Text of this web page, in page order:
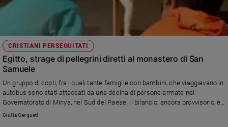
CRISTIANI PERSEGUITATI
Egitto, strage di pellegrini diretti al monastero di San
Samuele
Un gruppo di copti, fra i quali tante famiglie con bambini, che viaggiavano in
autobus sono stati attaccati da una decina di persone armate nel
Governatorato di Minya, nel Sud del Paese. Il bilancio, ancora provvisorio, è
di almeno 26 vittime.
Giulia Cerqueti